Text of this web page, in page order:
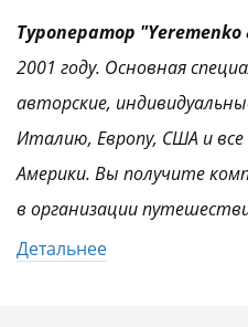
Туроператор
2001 году. Основная
авторские,
Италию, Европу, США и
Америки. Вы получите
в организации
Детальнее